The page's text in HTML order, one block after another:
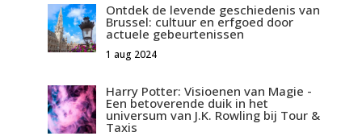
Ontdek de levende geschiedenis van
Brussel: cultuur en erfgoed door
actuele gebeurtenissen
1 aug 2024
Harry Potter: Visioenen van Magie -
Een betoverende duik in het
universum van J.K. Rowling bij Tour &
Taxis